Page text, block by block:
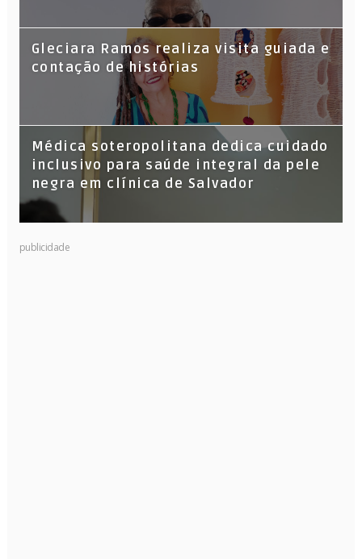
Gleciara Ramos realiza visita guiada e
contação de histórias
Médica soteropolitana dedica cuidado
inclusivo para saúde integral da pele
negra em clínica de Salvador
publicidade